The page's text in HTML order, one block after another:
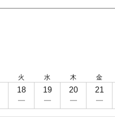
火
18
水
19
木
20
金
21